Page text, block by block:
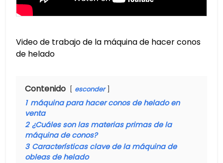
Video de trabajo de la máquina de hacer conos
de helado
Contenido esconder
1 máquina para hacer conos de helado en
venta
2 ¿Cuáles son las materias primas de la
máquina de conos?
3 Características clave de la máquina de
obleas de helado